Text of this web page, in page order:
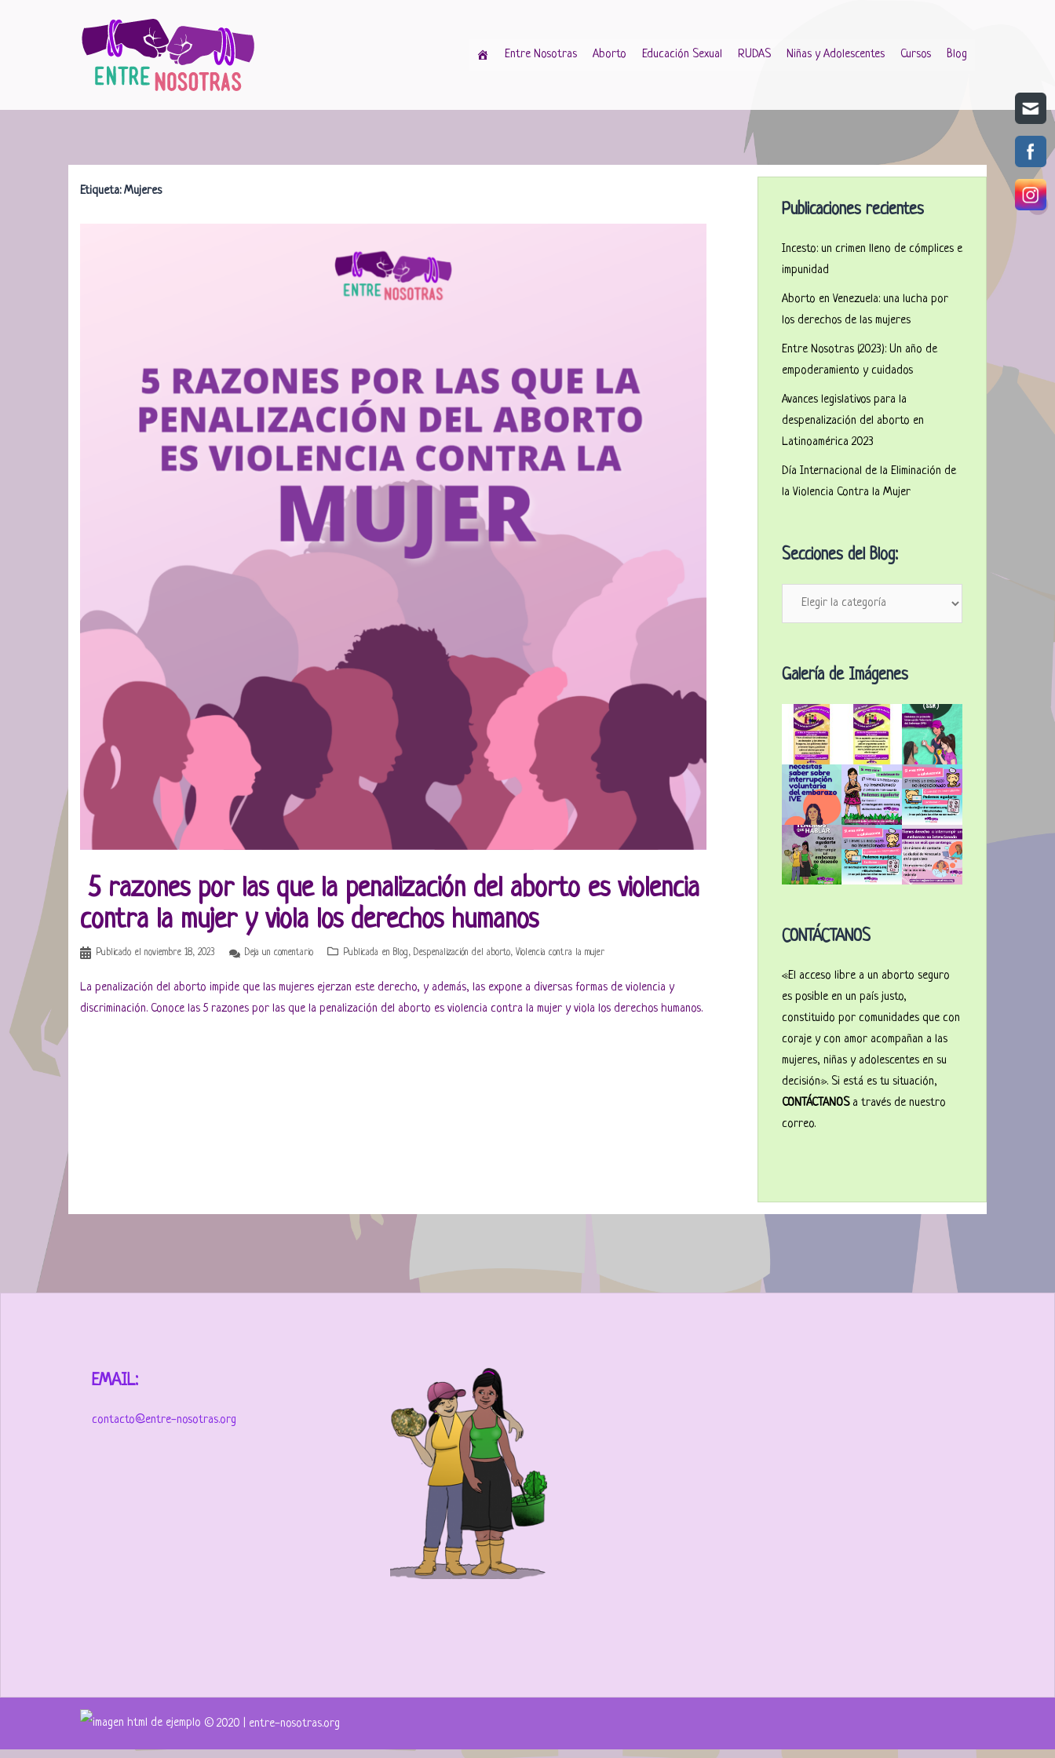
Entre Nosotras Aborto Educación Sexual RUDAS Niñas y Adolescentes Cursos Blog
Etiqueta:Mujeres
5 razones por las que la penalización del aborto es violencia
contra la mujer y viola los derechos humanos
Publicado el noviembre 18, 2023 Deja un comentario Publicada en Blog, Despenalización del aborto, Violencia contra la mujer
La penalización del aborto impide que las mujeres ejerzan este derecho, y además, las expone a diversas formas de violencia y
discriminación. Conoce las 5 razones por las que la penalización del aborto es violencia contra la mujer y viola los derechos humanos.
Publicaciones recientes
Incesto: un crimen lleno de cómplices e
impunidad
Aborto en Venezuela: una lucha por
los derechos de las mujeres
Entre Nosotras (2023): Un año de
empoderamiento y cuidados
Avances legislativos para la
despenalización del aborto en
Latinoamérica 2023
Día Internacional de la Eliminación de
la Violencia Contra la Mujer
Secciones del Blog:
Galería de Imágenes
CONTÁCTANOS
«El acceso libre a un aborto seguro
es posible en un país justo,
constituido por comunidades que con
coraje y con amor acompañan a las
mujeres, niñas y adolescentes en su
decisión». Si está es tu situación,
CONTÁCTANOSa través de nuestro
correo.
EMAIL:
contacto@entre-nosotras.org
© 2020 | entre-nosotras.org